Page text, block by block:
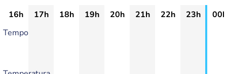
16h 17h 18h 19h 20h 21h 22h 23h
00h
Tempo